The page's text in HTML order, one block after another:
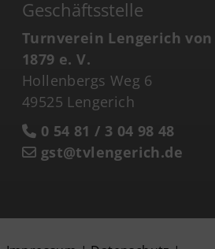
Geschäftsstelle
Turnverein Lengerich von
1879 e. V.
Hollenbergs Weg 6
49525 Lengerich
0 54 81 / 3 04 98 48
gst@tvlengerich.de